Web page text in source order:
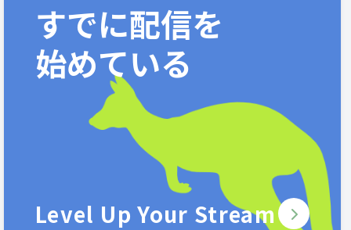
すでに配信を
始めている
Level Up Your Stream